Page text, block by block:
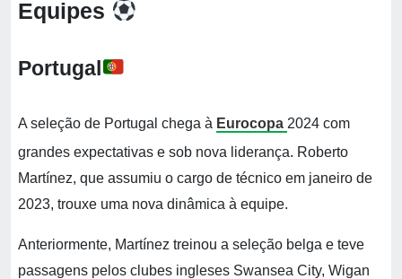
Equipes
Portugal
A seleção de Portugal chega à Eurocopa 2024 com
grandes expectativas e sob nova liderança. Roberto
Martínez, que assumiu o cargo de técnico em janeiro de
2023, trouxe uma nova dinâmica à equipe.
Anteriormente, Martínez treinou a seleção belga e teve
passagens pelos clubes ingleses Swansea City, Wigan